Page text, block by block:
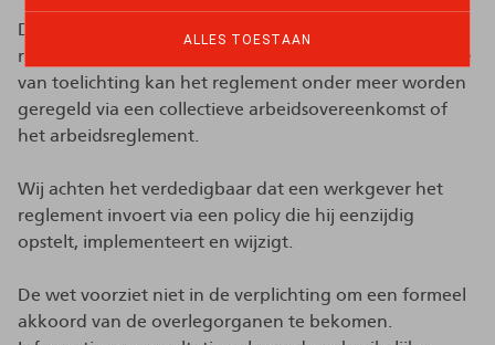
ALLES TOESTAAN
De WPO bepaalt niet specifiek in welke vorm het
reglement moet worden gegoten. Volgens de memorie
van toelichting kan het reglement onder meer worden
geregeld via een collectieve arbeidsovereenkomst of
het arbeidsreglement.
Wij achten het verdedigbaar dat een werkgever het
reglement invoert via een policy die hij eenzijdig
opstelt, implementeert en wijzigt.
De wet voorziet niet in de verplichting om een formeel
akkoord van de overlegorganen te bekomen.